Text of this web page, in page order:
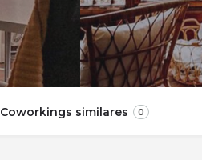
Coworkings similares 0